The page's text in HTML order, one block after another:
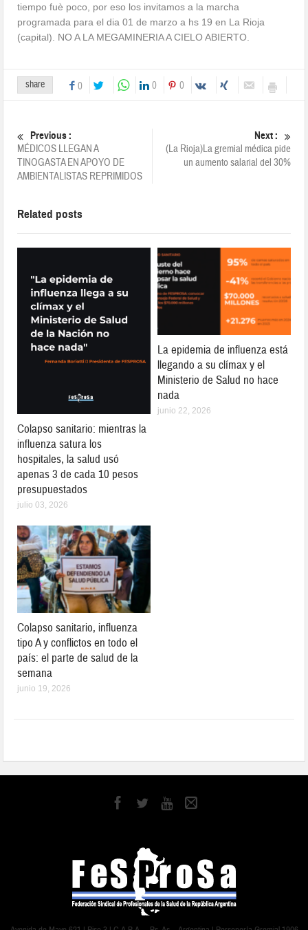
tiempo fuè poco, por eso los invitamos a la marcha
programada para el dia 01 de marzo a hs 19 en La Rioja
(capital). NO A LA MEGAMINERIA A CIELO ABIERTO.
share 0 0 0
Previous :
MÉDICOS LLEGAN A
TINOGASTA EN APOYO DE
AMBIENTALISTAS REPRIMIDOS
Next :
(La Rioja)La gremial médica pide
un aumento salarial del 30%
Related posts
Colapso sanitario: mientras la
influenza satura los
hospitales, la salud usó
apenas 3 de cada 10 pesos
presupuestados
julio 03, 2026
La epidemia de influenza está
llegando a su clímax y el
Ministerio de Salud no hace
nada
junio 22, 2026
Colapso sanitario, influenza
tipo A y conflictos en todo el
país: el parte de salud de la
semana
junio 19, 2026